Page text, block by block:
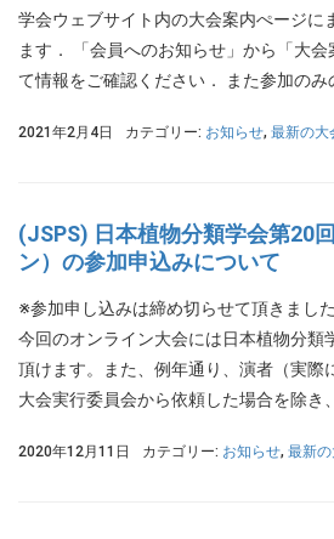
学会ウェブサイト内の大会案内ぺージに
ます． 「会員へのお知らせ」から「大
て情報をご確認ください． また参加のみ
2021年2月4日 カテゴリー: お知らせ, 最新の大
(JSPS) 日本植物分類学会第20
ン）の参加申込みについて
※参加申し込みは締め切らせて頂きまし
今回のオンライン大会には日本植物分類
頂けます。また、例年通り、演者（実際
大会実行委員会から依頼した場合を除き
2020年12月11日 カテゴリー: お知らせ, 最新